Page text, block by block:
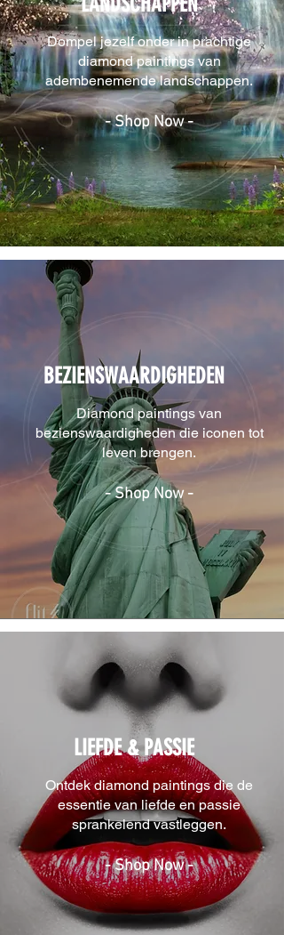
Dompel jezelf onder in prachtige
diamond paintings van
adembenemende landschappen.
- Shop Now -
BEZIENSWAARDIGHEDEN
Diamond paintings van
bezienswaardigheden die iconen tot
leven brengen.
- Shop Now -
LIEFDE & PASSIE
Ontdek diamond paintings die de
essentie van liefde en passie
sprankelend vastleggen.
- Shop Now -